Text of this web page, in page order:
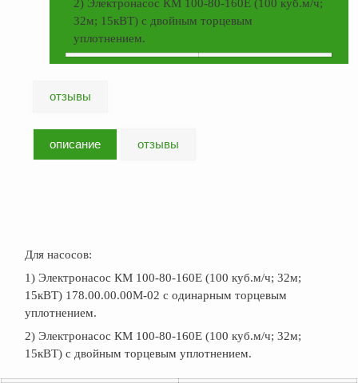
Счетчики и фильтры
Метрологическое
Соединительная
Продукция НПП
СЕНСОР
Газоаналитическое
оборудование
Эксплуатационное
оборудование
2) Электронасос КМ 100-80-160Е (100 куб.м/ч;
32м; 15кВТ) с двойным торцевым
уплотнением.
отзывы
описание отзывы
Для насосов:
1) Электронасос КМ 100-80-160Е (100 куб.м/ч; 32м;
15кВТ) 178.00.00.00М-02 с одинарным торцевым
уплотнением.
2) Электронасос КМ 100-80-160Е (100 куб.м/ч; 32м;
15кВТ) с двойным торцевым уплотнением.